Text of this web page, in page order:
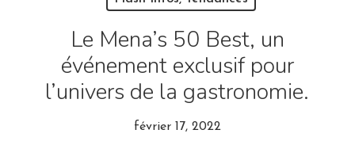
Le Mena’s 50 Best, un
événement exclusif pour
l’univers de la gastronomie.
février 17, 2022